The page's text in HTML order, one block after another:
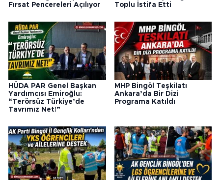
Fırsat Pencereleri Açılıyor
Toplu İstifa Etti
HÜDA PAR Genel Başkan
Yardımcısı Emiroğlu:
“Terörsüz Türkiye’de
Tavrımız Net!”
MHP Bingöl Teşkilatı
Ankara’da Bir Dizi
Programa Katıldı